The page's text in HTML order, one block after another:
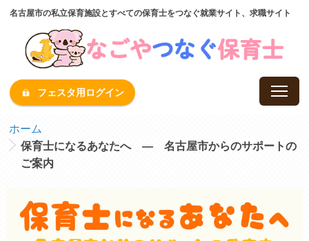
名古屋市の私立保育施設とすべての保育士をつなぐ就業サイト、求職サイト
フェスタ用ログイン
ホーム
保育士になるあなたへ ― 名古屋市からのサポートの
ご案内